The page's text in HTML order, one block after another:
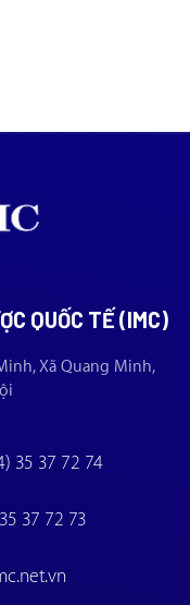
QUỐC TẾ (IMC)
Xã Quang Minh,
35 37 72 74
37 72 73